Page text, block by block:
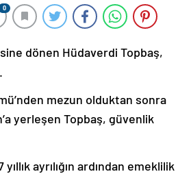
0
dönen Hüdaverdi Topbaş,
mezun olduktan sonra
yerleşen Topbaş, güvenlik
ayrılığın ardından emeklilik